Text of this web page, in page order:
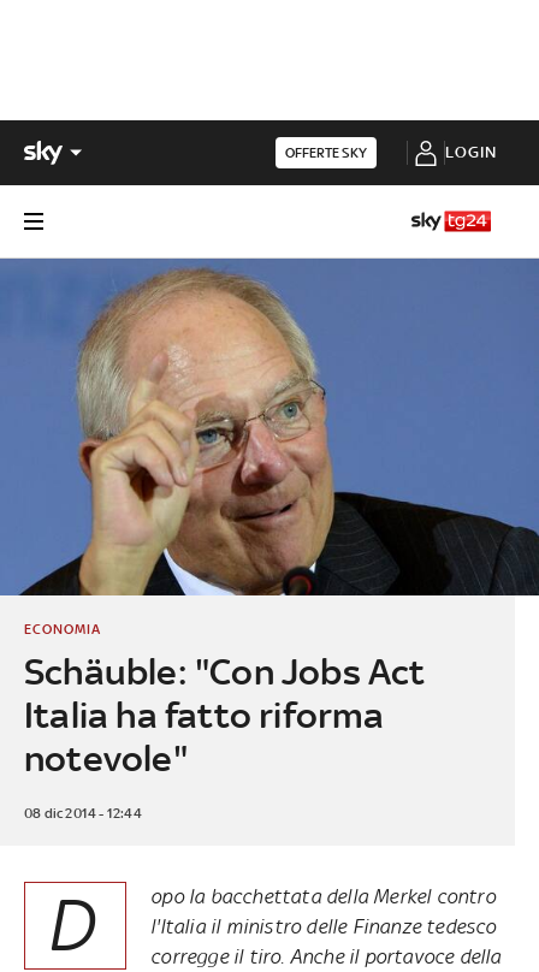
OFFERTE SKY LOGIN
Schäuble: "Con Jobs Act
Italia ha fatto riforma
notevole"
ECONOMIA
08 dic 2014 - 12:44
D
opo la bacchettata della Merkel contro
l'Italia il ministro delle Finanze tedesco
corregge il tiro. Anche il portavoce della